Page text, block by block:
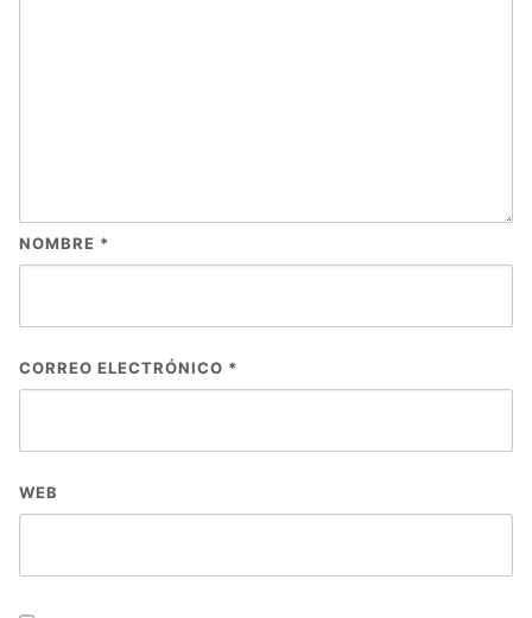
NOMBRE *
CORREO ELECTRÓNICO *
WEB